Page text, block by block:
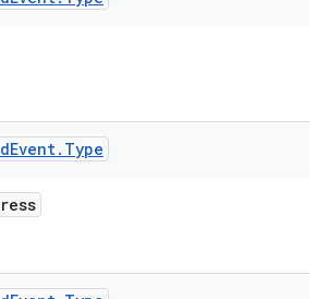
Event. Type